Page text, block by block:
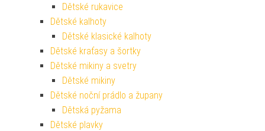
Dětské rukavice
Dětské kalhoty
Dětské klasické kalhoty
Dětské kraťasy a šortky
Dětské mikiny a svetry
Dětské mikiny
Dětské noční prádlo a župany
Dětská pyžama
Dětské plavky